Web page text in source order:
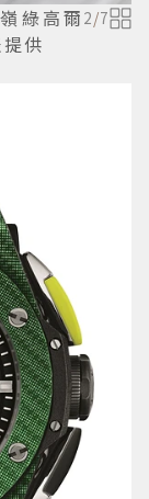
綠高爾
供
2/7